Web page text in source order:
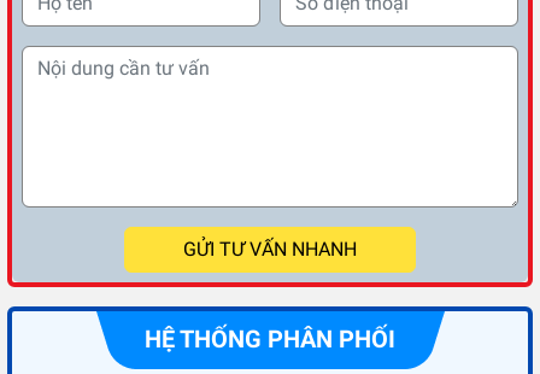
GỬI TƯ VẤN NHANH
HỆ THỐNG PHÂN PHỐI